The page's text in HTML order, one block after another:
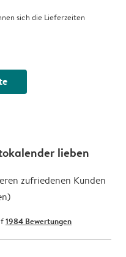
sich die Lieferzeiten
lieben
zufriedenen Kunden
1984 Bewertungen